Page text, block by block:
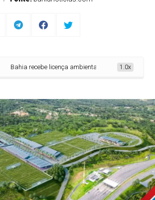
Bahia recebe licença ambiental do Inema e1.0x